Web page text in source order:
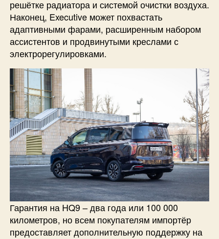
решётке радиатора и системой очистки воздуха.
Наконец, Executive может похвастать
адаптивными фарами, расширенным набором
ассистентов и продвинутыми креслами с
электрорегулировками.
Гарантия на HQ9 – два года или 100 000
километров, но всем покупателям импортёр
предоставляет дополнительную поддержку на